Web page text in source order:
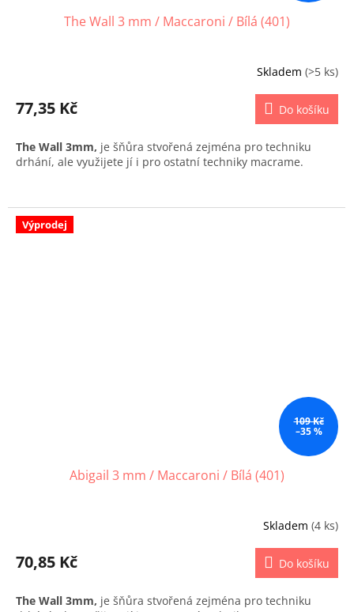
The Wall 3 mm / Maccaroni / Bílá (401)
Skladem (>5 ks)
77,35 Kč Do košíku
The Wall 3mm, je šňůra stvořená zejména pro techniku
drhání, ale využijete jí i pro ostatní techniky macrame.
Výprodej
109 Kč
–35 %
Abigail 3 mm / Maccaroni / Bílá (401)
Skladem (4 ks)
70,85 Kč Do košíku
The Wall 3mm, je šňůra stvořená zejména pro techniku